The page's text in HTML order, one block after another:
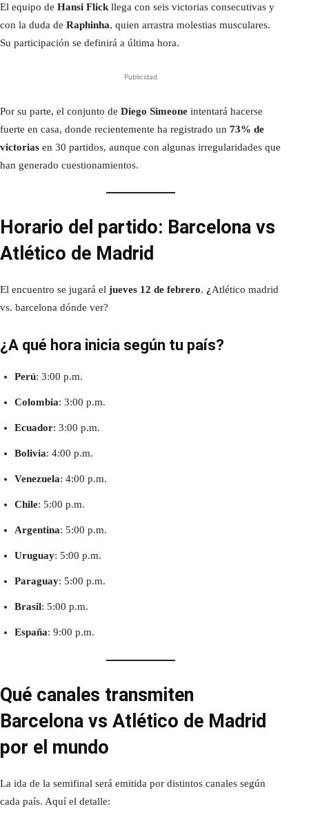
El equipo de Hansi Flick llega con seis victorias consecutivas y
con la duda de Raphinha, quien arrastra molestias musculares.
Su participación se definirá a última hora.
Publicidad
Por su parte, el conjunto de Diego Simeone intentará hacerse
fuerte en casa, donde recientemente ha registrado un 73% de
victorias en 30 partidos, aunque con algunas irregularidades que
han generado cuestionamientos.
Horario del partido: Barcelona vs
Atlético de Madrid
El encuentro se jugará el jueves 12 de febrero. ¿Atlético madrid
vs. barcelona dónde ver?
¿A qué hora inicia según tu país?
Perú: 3:00 p.m.
Colombia: 3:00 p.m.
Ecuador: 3:00 p.m.
Bolivia: 4:00 p.m.
Venezuela: 4:00 p.m.
Chile: 5:00 p.m.
Argentina: 5:00 p.m.
Uruguay: 5:00 p.m.
Paraguay: 5:00 p.m.
Brasil: 5:00 p.m.
España: 9:00 p.m.
Qué canales transmiten
Barcelona vs Atlético de Madrid
por el mundo
La ida de la semifinal será emitida por distintos canales según
cada país. Aquí el detalle: